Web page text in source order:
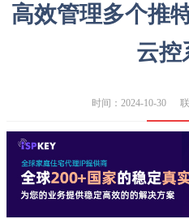
高效管理多个推
云控
时间：2024-10-30